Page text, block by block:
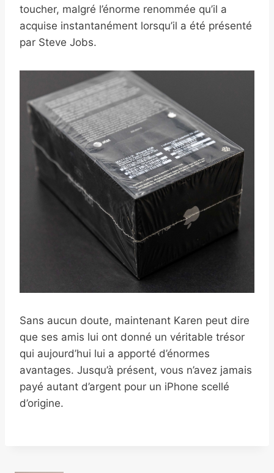
toucher, malgré l’énorme renommée qu’il a
acquise instantanément lorsqu’il a été présenté
par Steve Jobs.
Sans aucun doute, maintenant Karen peut dire
que ses amis lui ont donné un véritable trésor
qui aujourd’hui lui a apporté d’énormes
avantages. Jusqu’à présent, vous n’avez jamais
payé autant d’argent pour un iPhone scellé
d’origine.